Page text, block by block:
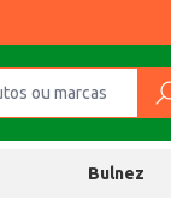
Bulnez